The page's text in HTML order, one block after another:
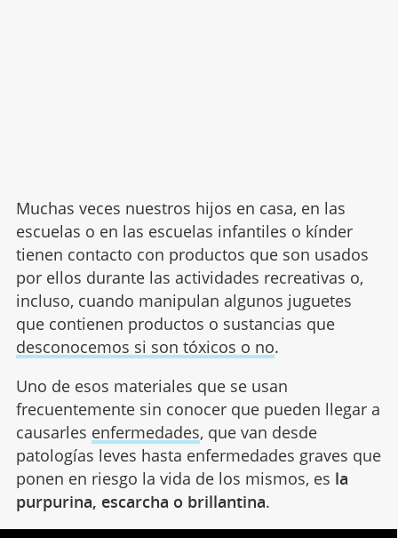
Muchas veces nuestros hijos en casa, en las
escuelas o en las escuelas infantiles o kínder
tienen contacto con productos que son usados
por ellos durante las actividades recreativas o,
incluso, cuando manipulan algunos juguetes
que contienen productos o sustancias que
desconocemos si son tóxicos o no.
Uno de esos materiales que se usan
frecuentemente sin conocer que pueden llegar a
causarles enfermedades, que van desde
patologías leves hasta enfermedades graves que
ponen en riesgo la vida de los mismos, es la
purpurina, escarcha o brillantina.